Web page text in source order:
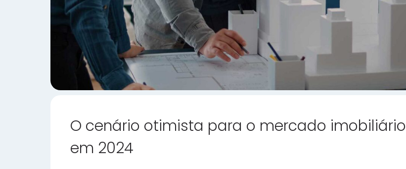
O cenário otimista para o mercado imobiliário
em 2024